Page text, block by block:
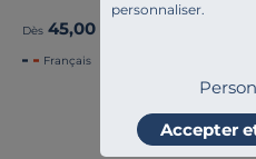
personnaliser.
Accepter
Dès 45,00 €
Français